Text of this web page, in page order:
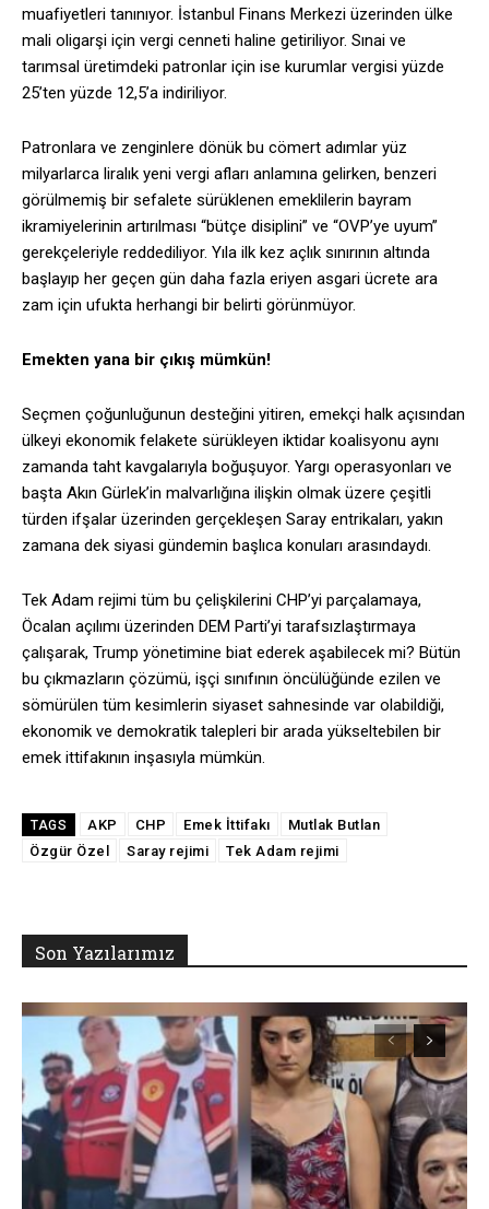
muafiyetleri tanınıyor. İstanbul Finans Merkezi üzerinden ülke
mali oligarşi için vergi cenneti haline getiriliyor. Sınai ve
tarımsal üretimdeki patronlar için ise kurumlar vergisi yüzde
25’ten yüzde 12,5’a indiriliyor.
Patronlara ve zenginlere dönük bu cömert adımlar yüz
milyarlarca liralık yeni vergi afları anlamına gelirken, benzeri
görülmemiş bir sefalete sürüklenen emeklilerin bayram
ikramiyelerinin artırılması “bütçe disiplini” ve “OVP’ye uyum”
gerekçeleriyle reddediliyor. Yıla ilk kez açlık sınırının altında
başlayıp her geçen gün daha fazla eriyen asgari ücrete ara
zam için ufukta herhangi bir belirti görünmüyor.
Emekten yana bir çıkış mümkün!
Seçmen çoğunluğunun desteğini yitiren, emekçi halk açısından
ülkeyi ekonomik felakete sürükleyen iktidar koalisyonu aynı
zamanda taht kavgalarıyla boğuşuyor. Yargı operasyonları ve
başta Akın Gürlek’in malvarlığına ilişkin olmak üzere çeşitli
türden ifşalar üzerinden gerçekleşen Saray entrikaları, yakın
zamana dek siyasi gündemin başlıca konuları arasındaydı.
Tek Adam rejimi tüm bu çelişkilerini CHP’yi parçalamaya,
Öcalan açılımı üzerinden DEM Parti’yi tarafsızlaştırmaya
çalışarak, Trump yönetimine biat ederek aşabilecek mi? Bütün
bu çıkmazların çözümü, işçi sınıfının öncülüğünde ezilen ve
sömürülen tüm kesimlerin siyaset sahnesinde var olabildiği,
ekonomik ve demokratik talepleri bir arada yükseltebilen bir
emek ittifakının inşasıyla mümkün.
TAGS AKP CHP Emek İttifakı
Mutlak Butlan
Özgür Özel
Saray rejimi Tek Adam rejimi
Son Yazılarımız